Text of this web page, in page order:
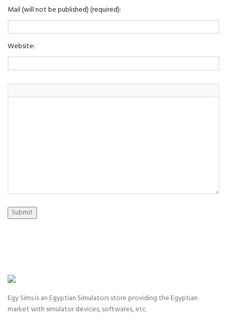
Mail (will not be published) (required):
Website:
Submit
Egy Sims is an Egyptian Simulators store providing the Egyptian
market with simulator devices, softwares, etc.